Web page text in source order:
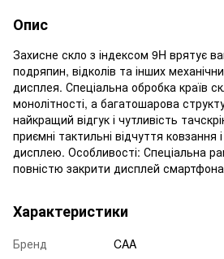
Опис
Захисне скло з індексом 9H врятує
подряпин, відколів та інших
дисплея. Спеціальна обробка країв
монолітності, а багатошарова
найкращий відгук і чутливість
приємні тактильні відчуття ковзання
дисплею. Особливості: Спеціальна
повністю закрити дисплей
Характеристики
Бренд CAA